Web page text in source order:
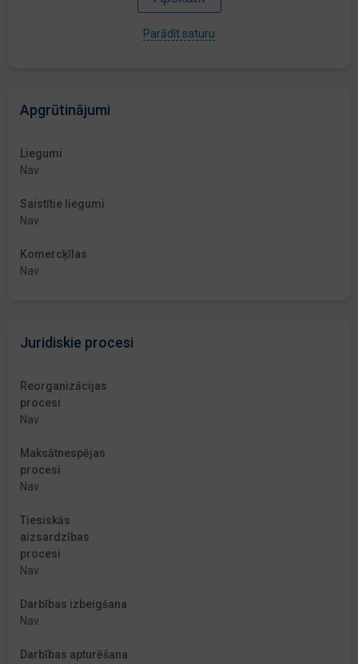
Parādīt saturu
Apgrūtinājumi
Liegumi
Nav
Saistītie liegumi
Nav
Komercķīlas
Nav
Juridiskie procesi
Reorganizācijas
procesi
Nav
Maksātnespējas
procesi
Nav
Tiesiskās
aizsardzības
procesi
Nav
Darbības izbeigšana
Nav
Darbības apturēšana